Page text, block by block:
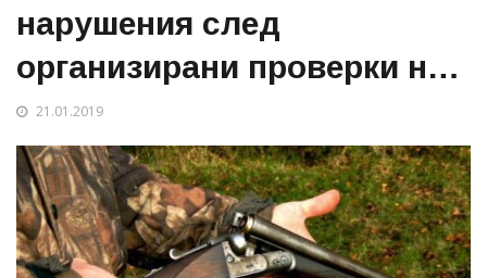
нарушения след
организирани проверки на
ловци в землището на
селата Мокрен, Пъдарево и
Седларево
21.01.2019